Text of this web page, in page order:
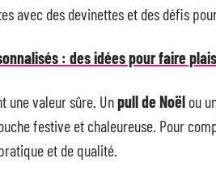
avec des devinettes et des défis
: des idées pour faire
une valeur sûre. Unpull de Noël ou
festive et chaleureuse. Pour
et de qualité.